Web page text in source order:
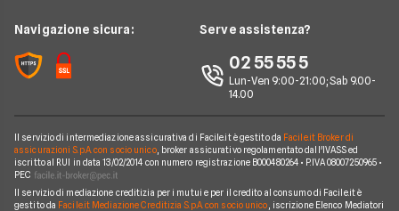
Redazione
Ufficio Stampa
Servizio Clienti
Reclami
Mappa del sito
Facile.it Corporate
Noleggio lungo termine veicoli commerciali
Jeep
Cupra
Scoprile tutte
LEAPMOTOR B10 reev
AUDI SQ8
FORD Tourneo Courier
BMW Serie 3 SW
AUDI A3 Sportback
MINI Cooper
Arval
Ayvens
UnipolRental
Tutte le compagnie
Navigazione sicura: Serve assistenza?
02 55 55 5
Lun-Ven 9:00-21:00; Sab 9.00-
14.00
Il servizio di intermediazione assicurativa di Facile.it è gestito da Facile.it Broker di
assicurazioni S.p.A. con socio unico, broker assicurativo regolamentato dall'IVASS ed
iscritto al RUI in data 13/02/2014 con numero registrazione B000480264 • P.IVA 08007250965 •
PEC
Il servizio di mediazione creditizia per i mutui e per il credito al consumo di Facile.it è
gestito da Facile.it Mediazione Creditizia S.p.A. con socio unico , iscrizione Elenco Mediatori